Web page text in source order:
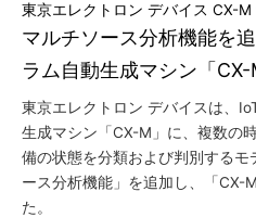
マルチソース分析機能を
ラム自動生成マシン「CX-
東京エレクトロン デバイス CX-M
東京エレクトロン デバイスは、
生成マシン「CX-M」に、複数の
備の状態を分類および判別する
ース分析機能」を追加し、「CX-
た。